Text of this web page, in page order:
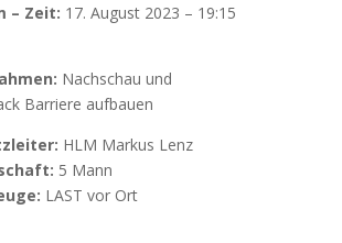
– Zeit: 17. August 2023 – 19:15
Nachschau und
Barriere aufbauen
HLM Markus Lenz
5 Mann
LAST vor Ort